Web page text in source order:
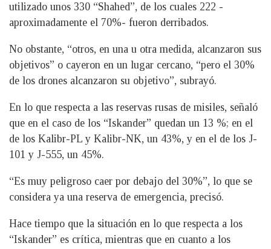
utilizado unos 330 “Shahed”, de los cuales 222 -
aproximadamente el 70%- fueron derribados.
No obstante, “otros, en una u otra medida, alcanzaron sus
objetivos” o cayeron en un lugar cercano, “pero el 30%
de los drones alcanzaron su objetivo”, subrayó.
En lo que respecta a las reservas rusas de misiles, señaló
que en el caso de los “Iskander” quedan un 13 %; en el
de los Kalibr-PL y Kalibr-NK, un 43%, y en el de los J-
101 y J-555, un 45%.
“Es muy peligroso caer por debajo del 30%”, lo que se
considera ya una reserva de emergencia, precisó.
Hace tiempo que la situación en lo que respecta a los
“Iskander” es crítica, mientras que en cuanto a los